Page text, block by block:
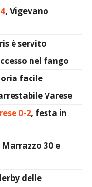
, Vigevano
è servito
nel fango
facile
Varese
0-2, festa in
Marrazzo 30 e
delle